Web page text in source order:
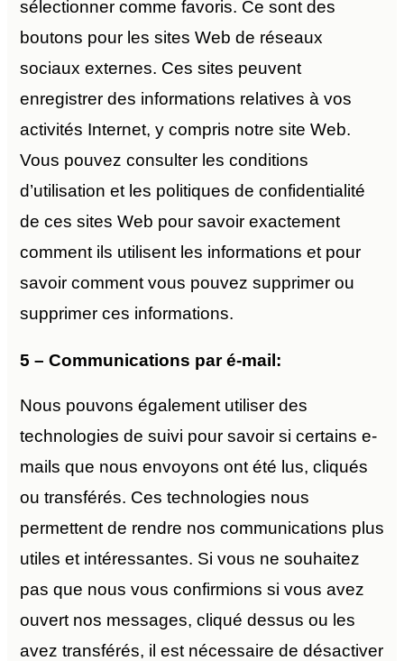
sélectionner comme favoris. Ce sont des
boutons pour les sites Web de réseaux
sociaux externes. Ces sites peuvent
enregistrer des informations relatives à vos
activités Internet, y compris notre site Web.
Vous pouvez consulter les conditions
d’utilisation et les politiques de confidentialité
de ces sites Web pour savoir exactement
comment ils utilisent les informations et pour
savoir comment vous pouvez supprimer ou
supprimer ces informations.
5 – Communications par é-mail:
Nous pouvons également utiliser des
technologies de suivi pour savoir si certains e-
mails que nous envoyons ont été lus, cliqués
ou transférés. Ces technologies nous
permettent de rendre nos communications plus
utiles et intéressantes. Si vous ne souhaitez
pas que nous vous confirmions si vous avez
ouvert nos messages, cliqué dessus ou les
avez transférés, il est nécessaire de désactiver